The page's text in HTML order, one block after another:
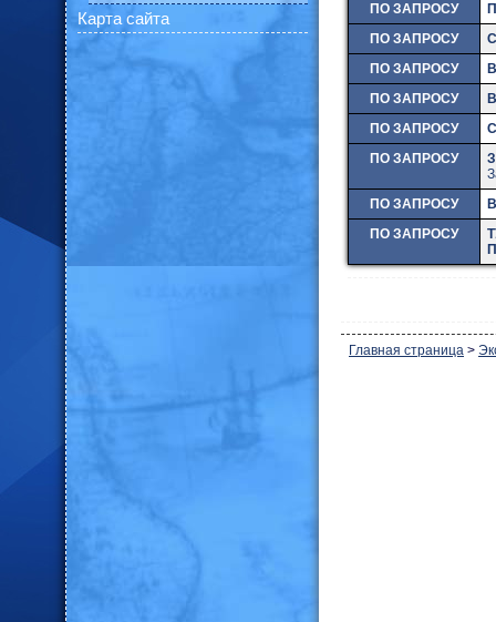
Карта сайта
ПО ЗАПРОСУ
ПО ЗАПРОСУ
ПО ЗАПРОСУ
ПО ЗАПРОСУ
ПО ЗАПРОСУ
ПО ЗАПРОСУ
ПО ЗАПРОСУ
ПО ЗАПРОСУ
Главная страница >